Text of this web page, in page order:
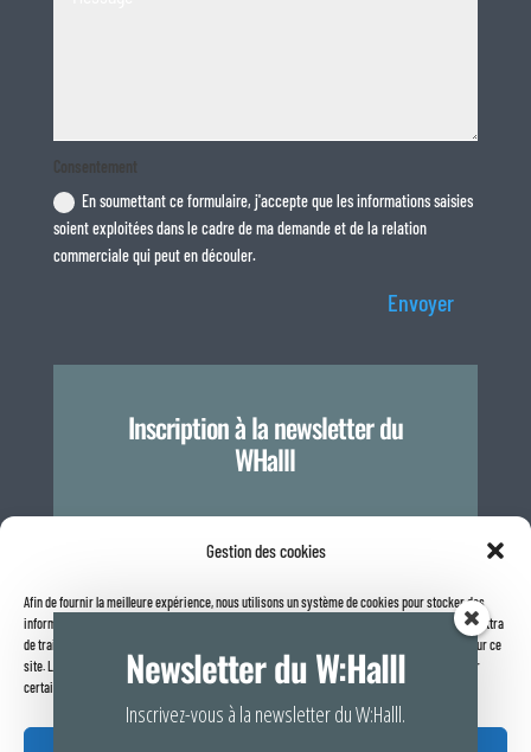
Gestion des cookies
Afin de fournir la meilleure expérience, nous utilisons un système de cookies pour stocker des
informations sur votre navigateur internet. Le fait de consentir à ces technologies nous permettra
de traiter des données telles que le comportement de navigation ou les identifiants uniques sur ce
site. Le fait de ne pas consentir ou de retirer son consentement peut avoir un effet négatif sur
certaines caractéristiques et fonctions.
Consentement
En soumettant ce formulaire, j'accepte que les informations saisies
soient exploitées dans le cadre de ma demande et de la relation
commerciale qui peut en découler.
Envoyer
Inscription à la newsletter du
WHalll
Je m'inscris
Newsletter du W:Halll
Inscrivez-vous à la newsletter du W:Halll.